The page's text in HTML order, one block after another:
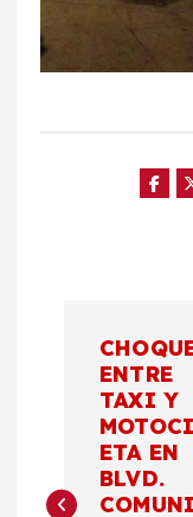
e
ENTRE
TAXI Y
ETA EN
BLVD.